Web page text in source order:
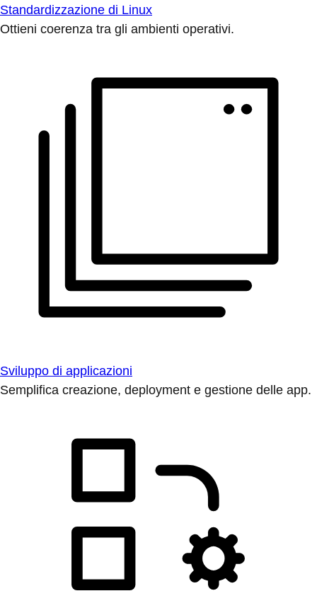
Standardizzazione di Linux
Ottieni coerenza tra gli ambienti operativi.
Sviluppo di applicazioni
Semplifica creazione, deployment e gestione delle app.